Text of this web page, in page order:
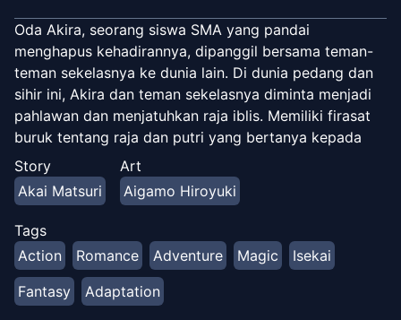
Oda Akira, seorang siswa SMA yang pandai
menghapus kehadirannya, dipanggil bersama teman-
teman sekelasnya ke dunia lain. Di dunia pedang dan
sihir ini, Akira dan teman sekelasnya diminta menjadi
pahlawan dan menjatuhkan raja iblis. Memiliki firasat
buruk tentang raja dan putri yang bertanya kepada
mereka, Akira menggunakan keahlian khususnya untuk
menyelinap ke perpustakaan raja, dengan harapan
menemukan kebenaran. Apakah akan membantu atau
meninggalkan teman sekelasnya yang tidak tahu apa-
apa, itu semua tergantung pada Akira.
Story
Akai Matsuri
Art
Aigamo Hiroyuki
Tags
Action
Romance Adventure Magic
Isekai
Fantasy
Adaptation